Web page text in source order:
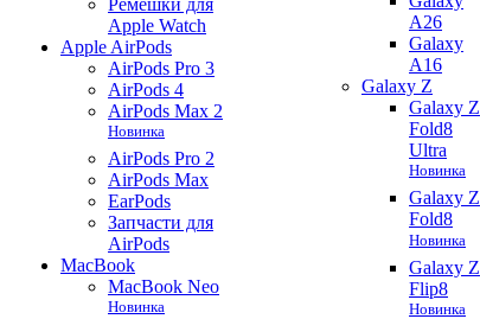
Apple Watch
Apple AirPods
AirPods Pro 3
AirPods 4
AirPods Max 2
Новинка
AirPods Pro 2
AirPods Max
EarPods
Запчасти для
AirPods
MacBook
MacBook Neo
Новинка
A26
Galaxy
A16
Galaxy Z
Galaxy Z
Fold8
Ultra
Новинка
Galaxy Z
Fold8
Новинка
Galaxy Z
Flip8
Новинка